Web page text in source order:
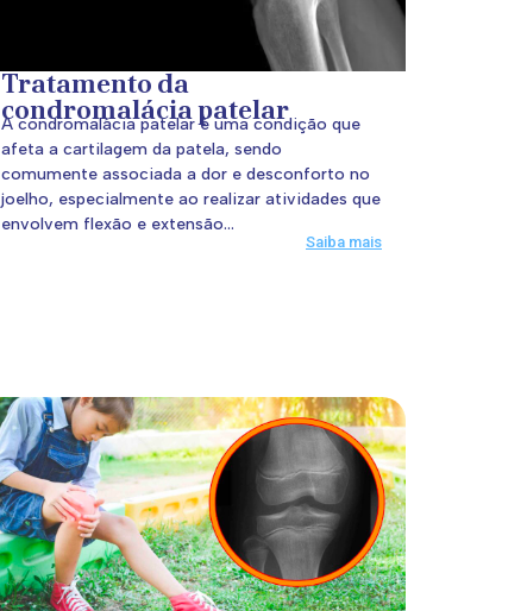
Tratamento da
condromalácia patelar
A condromalácia patelar é uma condição que
afeta a cartilagem da patela, sendo
comumente associada a dor e desconforto no
joelho, especialmente ao realizar atividades que
envolvem flexão e extensão...
Saiba mais